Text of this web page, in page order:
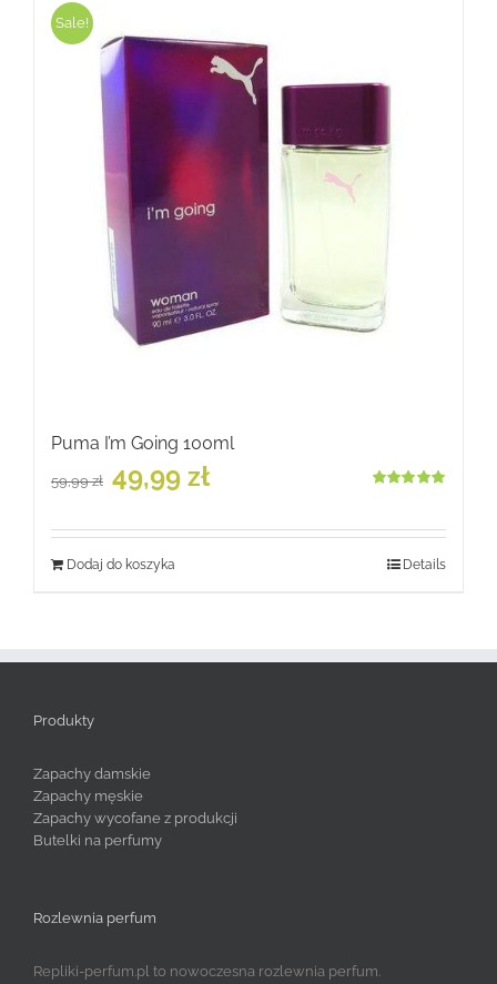
Sale!
Puma I’m Going 100ml
59,99zł
Pierwotna
cena
59,99 zł.
49,99 złcena
49,99 zł.
Dodaj do koszyka Details
Produkty
Zapachy damskie
Zapachy męskie
Zapachy wycofane z produkcji
Butelki na perfumy
Rozlewnia perfum
Repliki-perfum.pl to nowoczesna rozlewnia perfum.